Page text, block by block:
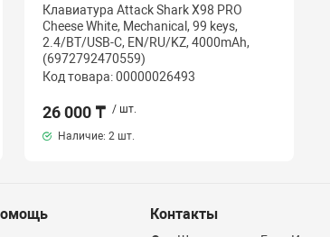
Клавиатура Attack Shark X98 PRO
Cheese White, Mechanical, 99 keys,
2.4/BT/USB-C, EN/RU/KZ, 4000mAh,
(6972792470559)
Код товара: 00000026493
26 000 ₸ / шт.
Наличие:2 шт.
Контакты